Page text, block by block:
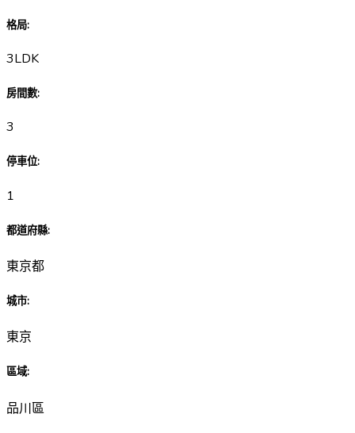
格局:
3LDK
房間數:
3
停車位:
1
都道府縣:
東京都
城市:
東京
區域:
品川區